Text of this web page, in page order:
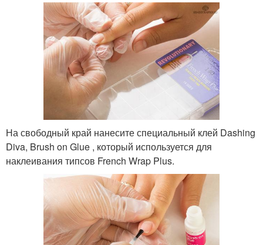
На свободный край нанесите специальный клей Dashing
Diva, Brush on Glue , который используется для
наклеивания типсов French Wrap Plus.